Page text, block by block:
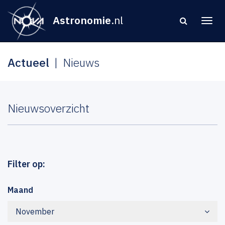
Astronomie.nl
Actueel Nieuws
Nieuwsoverzicht
Filter op:
Maand
November